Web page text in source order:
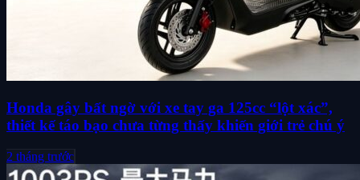
Honda gây bất ngờ với xe tay ga 125cc “lột xác”,
thiết kế táo bạo chưa từng thấy khiến giới trẻ chú ý
2 tháng trước